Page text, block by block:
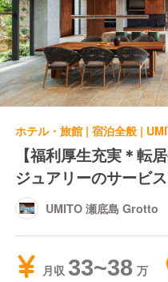
ホテル・旅館 | 宿泊全般 |
【福利厚生充実＊転
ジュアリーのサービ
UMITO 瀬底島 Grotto
月収 33~38